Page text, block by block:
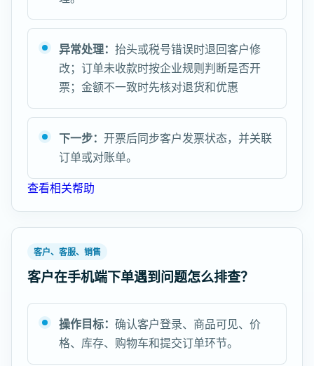
异常处理： 抬头或税号错误时退回客户修
改；订单未收款时按企业规则判断是否开
票；金额不一致时先核对退货和优惠
下一步： 开票后同步客户发票状态，并关联
订单或对账单。
查看相关帮助
客户、客服、销售
客户在手机端下单遇到问题怎么排查？
操作目标： 确认客户登录、商品可见、价
格、库存、购物车和提交订单环节。